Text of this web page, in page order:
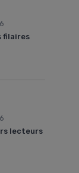
filaires
lecteurs